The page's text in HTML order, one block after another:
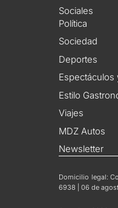
Sociales
Política
Sociedad
Deportes
Espectáculos
Estilo
Viajes
MDZ Autos
Newsletter
Domicilio legal:
6938 | 06 de